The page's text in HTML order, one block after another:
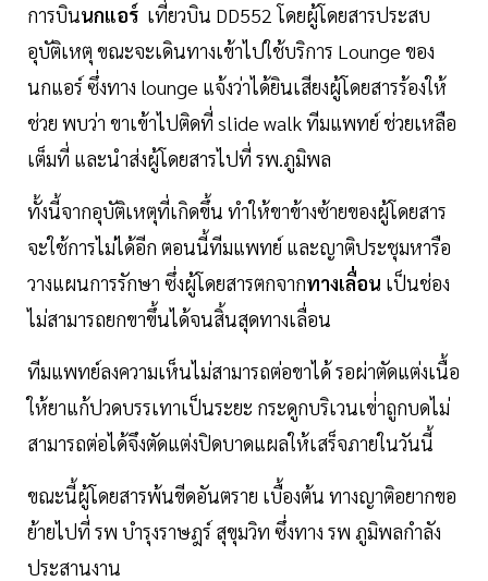
การบินนกแอร์ เที่ยวบิน DD552 โดยผู้โดยสารประสบ
อุบัติเหตุ ขณะจะเดินทางเข้าไปใช้บริการ Lounge ของ
นกแอร์ ซึ่งทาง lounge แจ้งว่าได้ยินเสียงผู้โดยสารร้องให้
ช่วย พบว่า ขาเข้าไปติดที่ slide walk ทีมแพทย์ ช่วยเหลือ
เต็มที่ และนำส่งผู้โดยสารไปที่ รพ.ภูมิพล
ทั้งนี้จากอุบัติเหตุที่เกิดขึ้น ทำให้ขาข้างซ้ายของผู้โดยสาร
จะใช้การไม่ได้อีก ตอนนี้ทีมแพทย์ และญาติประชุมหารือ
วางแผนการรักษา ซึ่งผู้โดยสารตกจากทางเลื่อน เป็นช่อง
ไม่สามารถยกขาขึ้นได้จนสิ้นสุดทางเลื่อน
ทีมแพทย์ลงความเห็นไม่สามารถต่อขาได้ รอผ่าตัดแต่งเนื้อ
ให้ยาแก้ปวดบรรเทาเป็นระยะ กระดูกบริเวนเข่่าถูกบดไม่
สามารถต่อได้จึงตัดแต่งปิดบาดแผลให้เสร็จภายในวันนี้
ขณะนี้ผู้โดยสารพ้นขีดอันตราย เบื้องต้น ทางญาติอยากขอ
ย้ายไปที่ รพ บำรุงราษฎร์ สุขุมวิท ซึ่งทาง รพ ภูมิพลกำลัง
ประสานงาน